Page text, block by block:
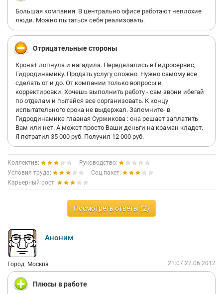
Большая компания. В центрально офисе работают неплохие
люди. Можно пытаться себя реализовать.
Отрицательные стороны
Крона+ лопнула и нагадила. Переделались в Гидросервис,
Гидродинамику. Продать услугу сложно. Нужно самому все
сделать от и до. От компании только вопросы и
корректировки. Хочешь выполнить работу - сам звони ибегай
по отделам и пытайся все сорганизовать. К концу
испытательного срока не выдержал. Запомните- в
Гидродинамике главная Суржикова : она решает заплатить
Вам или нет. А может просто Ваши деньги на краман кладет.
Я потратил 35 000 руб. Получил 12 000 руб.
Коллектив:
Руководство:
Условия труда:
Соц.пакет:
Карьерный рост:
Посмотреть ответы (2)
Аноним
Город: Москва 21:07 22.06.2012
Плюсы в работе